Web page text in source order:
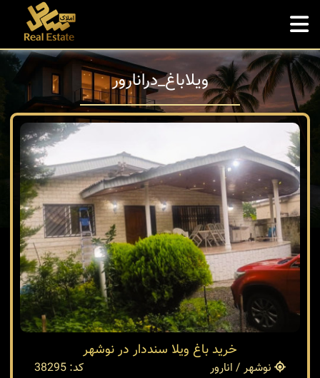
ويلاباغ_درانارور
خريد باغ ويلا سنددار در نوشهر
نوشهر / انارور
کد: 38295